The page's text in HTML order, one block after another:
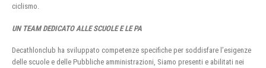
ciclismo.
UN TEAM DEDICATO ALLE SCUOLE E LE PA
Decathlonclub ha sviluppato competenze specifiche per soddisfare l’esigenze
delle scuole e delle Pubbliche amministrazioni, Siamo presenti e abilitati nei